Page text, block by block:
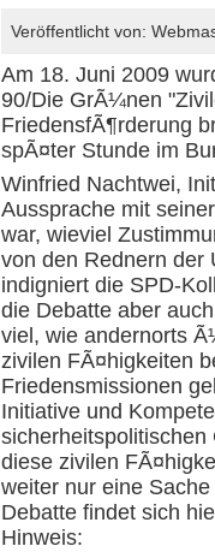
Veröffentlicht von:
Am 18. Juni 2009
90/Die GrÃ¼nen
FriedensfÃ¶rderung
spÃ¤ter Stunde im
Winfried Nachtwei,
Aussprache mit
war, wieviel
von den Rednern der
indigniert die SPD-
die Debatte aber
viel, wie andernorts
zivilen FÃ¤higkeiten
Friedensmissionen
Initiative und
diese zivilen
weiter nur eine
Debatte findet sich
Hinweis: